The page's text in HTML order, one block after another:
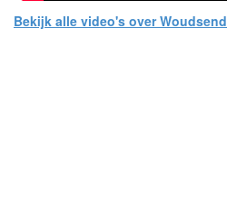
Bekijk alle video's over Woudsend